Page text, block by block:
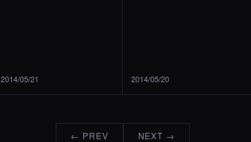
2014/05/21 2014/05/20
← PREV NEXT →